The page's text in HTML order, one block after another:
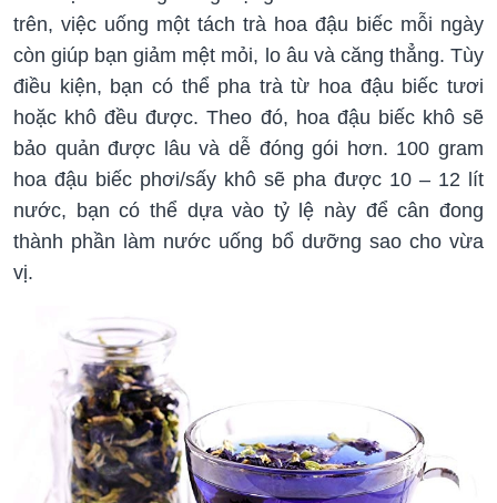
trên, việc uống một tách trà hoa đậu biếc mỗi ngày
còn giúp bạn giảm mệt mỏi, lo âu và căng thẳng. Tùy
điều kiện, bạn có thể pha trà từ hoa đậu biếc tươi
hoặc khô đều được. Theo đó, hoa đậu biếc khô sẽ
bảo quản được lâu và dễ đóng gói hơn. 100 gram
hoa đậu biếc phơi/sấy khô sẽ pha được 10 – 12 lít
nước, bạn có thể dựa vào tỷ lệ này để cân đong
thành phần làm nước uống bổ dưỡng sao cho vừa
vị.